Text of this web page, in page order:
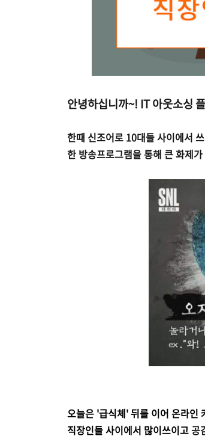
안녕하십니까~! IT 아웃소싱
한때 신조어로 10대들 사이에서
한 방송프로그램을 통해 큰 화제
오늘은 '급식체' 뒤를 이어 온라인
직장인들 사이에서 많이쓰이고공